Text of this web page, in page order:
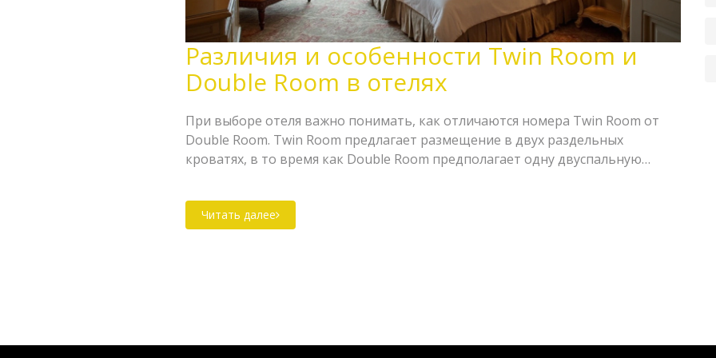
Различия и особенности Twin Room и
Double Room в отелях
При выборе отеля важно понимать, как отличаются номера Twin Room от
Double Room. Twin Room предлагает размещение в двух раздельных
кроватях, в то время как Double Room предполагает одну двуспальную
или коллег, решающих об особенностях совместного проживания.
Разбираемся, в каких случаях лучше выбирать тот или иной вариант и на что
Читать далее